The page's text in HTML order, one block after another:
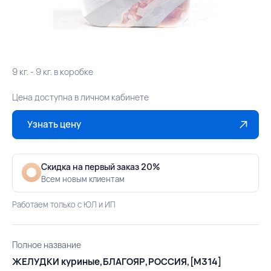
9 кг. - 9 кг. в коробке
Цена доступна в личном кабинете
Узнать цену
Скидка на первый заказ 20%
Всем новым клиентам
Работаем только с ЮЛ и ИП
Полное название
ЖЕЛУДКИ куриные,БЛАГОЯР,РОССИЯ,[М314]